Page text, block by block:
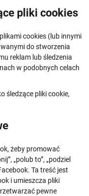
pliki cookies
cookies (lub innymi
do stworzenia
reklam lub śledzenia
w podobnych celach
śledzące pliki cookie,
żeby promować
„polub to”, „podziel
Ta treść jest
i umieszcza pliki
pewne